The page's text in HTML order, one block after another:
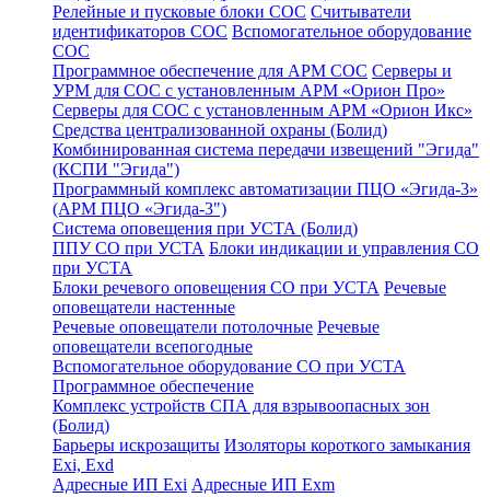
Релейные и пусковые блоки СОС Считыватели
идентификаторов СОС Вспомогательное оборудование
СОС
Программное обеспечение для АРМ СОС Серверы и
УРМ для СОС с установленным АРМ «Орион Про»
Серверы для СОС с установленным АРМ «Орион Икс»
Средства централизованной охраны (Болид)
Комбинированная система передачи извещений "Эгида"
(КСПИ "Эгида")
Программный комплекс автоматизации ПЦО «Эгида-3»
(АРМ ПЦО «Эгида-3")
Система оповещения при УСТА (Болид)
ППУ СО при УСТА Блоки индикации и управления СО
при УСТА
Блоки речевого оповещения СО при УСТА Речевые
оповещатели настенные
Речевые оповещатели потолочные Речевые
оповещатели всепогодные
Вспомогательное оборудование СО при УСТА
Программное обеспечение
Комплекс устройств СПА для взрывоопасных зон
(Болид)
Барьеры искрозащиты Изоляторы короткого замыкания
Exi, Exd
Адресные ИП Exi Адресные ИП Exm